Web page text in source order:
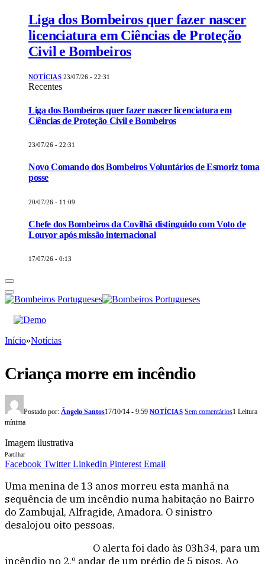
Liga dos Bombeiros quer fazer nascer
licenciatura em Ciências de Proteção
Civil e Bombeiros
NOTÍCIAS 23/07/26 - 22:31
Recentes
Liga dos Bombeiros quer fazer nascer licenciatura em
Ciências de Proteção Civil e Bombeiros
23/07/26 - 22:31
Novo Comando dos Bombeiros Voluntários de Esmoriz toma
posse
20/07/26 - 11:09
Chefe dos Bombeiros da Covilhã distinguido com Voto de
Louvor após missão internacional
17/07/26 - 0:13
Início»Notícias
Criança morre em incêndio
Postado por: Ângelo Santos17/10/14 - 9:59 NOTÍCIAS Sem comentários1 Leitura
mínima
Imagem ilustrativa
Partilhar
Facebook Twitter LinkedIn Pinterest Email
Uma menina de 13 anos morreu esta manhã na
sequência de um incêndio numa habitação no Bairro
do Zambujal, Alfragide, Amadora. O sinistro
desalojou oito pessoas.
O alerta foi dado às 03h34, para um
incêndio no 2.º andar de um prédio de 5 pisos. Ao